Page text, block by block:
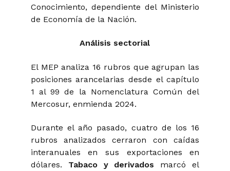
Conocimiento, dependiente del Ministerio
de Economía de la Nación.
Análisis sectorial
El MEP analiza 16 rubros que agrupan las
posiciones arancelarias desde el capítulo
1 al 99 de la Nomenclatura Común del
Mercosur, enmienda 2024.
Durante el año pasado, cuatro de los 16
rubros analizados cerraron con caídas
interanuales en sus exportaciones en
dólares. Tabaco y derivados marcó el